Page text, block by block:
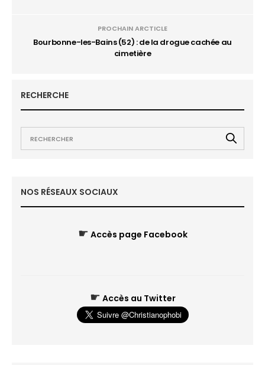
PROCHAIN ARCTICLE
Bourbonne-les-Bains (52) : de la drogue cachée au
cimetière
RECHERCHE
NOS RÉSEAUX SOCIAUX
☛ Accès page Facebook
☛ Accès au Twitter